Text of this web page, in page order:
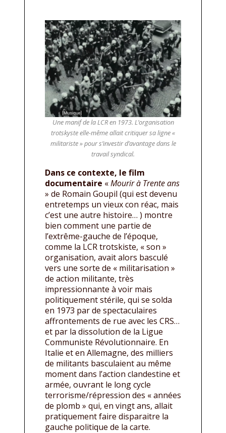
Une manif de la LCR en 1973. L’organisation
trotskyste elle-même allait critiquer sa ligne «
militariste » pour s’investir d’avantage dans le
travail syndical.
Dans ce contexte, le film
documentaire «Mourir à Trente ans
» de Romain Goupil (qui est devenu
entretemps un vieux con réac, mais
c’est une autre histoire… ) montre
bien comment une partie de
l’extrême-gauche de l’époque,
comme la LCR trotskiste, « son »
organisation, avait alors basculé
vers une sorte de « militarisation »
de action militante, très
impressionnante à voir mais
politiquement stérile, qui se solda
en 1973 par de spectaculaires
affrontements de rue avec les CRS…
et par la dissolution de la Ligue
Communiste Révolutionnaire. En
Italie et en Allemagne, des milliers
de militants basculaient au même
moment dans l’action clandestine et
armée, ouvrant le long cycle
terrorisme/répression des « années
de plomb » qui, en vingt ans, allait
pratiquement faire disparaitre la
gauche politique de la carte.